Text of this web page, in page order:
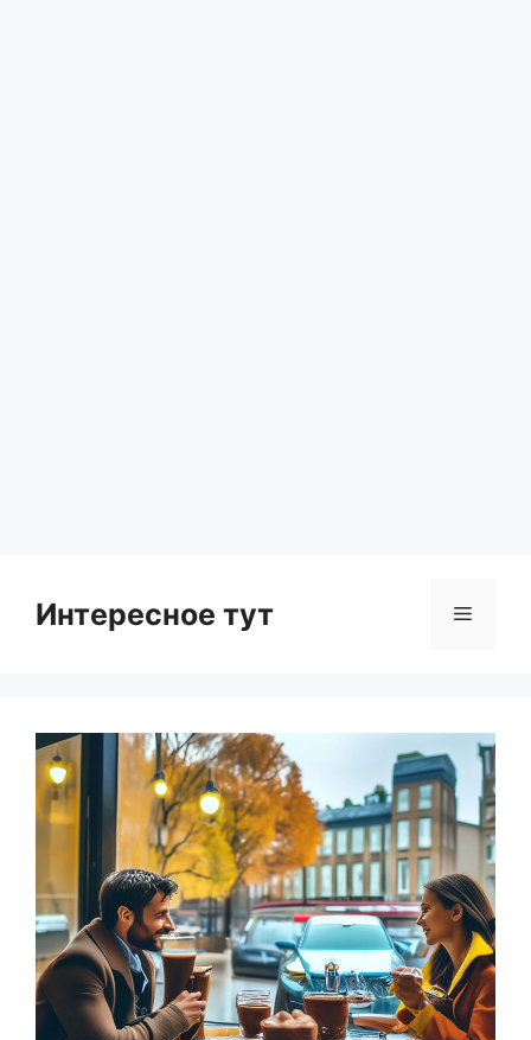
Интересное тут Menu